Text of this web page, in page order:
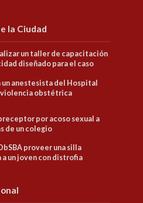
la Ciudad
un taller de capacitación
diseñado para el caso
un anestesista del Hospital
violencia obstétrica
por acoso sexual a
de un colegio
proveer una silla
un joven con distrofia